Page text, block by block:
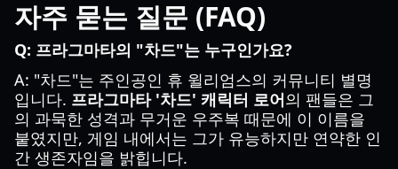
자주 묻는 질문 (FAQ)
Q: 프라그마타의 "차드"는 누구인가요?
A: "차드"는 주인공인 휴 윌리엄스의 커뮤니티 별명
입니다. 프라그마타 '차드' 캐릭터 로어의 팬들은 그
의 과묵한 성격과 무거운 우주복 때문에 이 이름을
붙였지만, 게임 내에서는 그가 유능하지만 연약한 인
간 생존자임을 밝힙니다.